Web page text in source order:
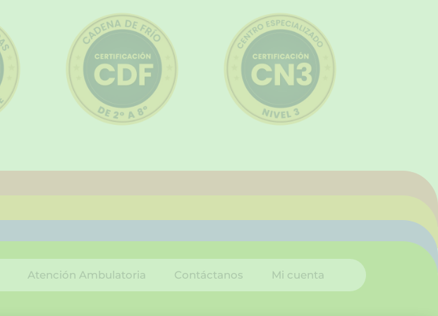
Atención Ambulatoria Contáctanos Mi cuenta